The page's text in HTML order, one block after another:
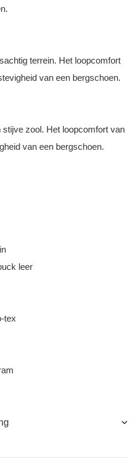
terrein. Het loopcomfort
van een bergschoen.
zool. Het loopcomfort van
van een bergschoen.
leer
tex